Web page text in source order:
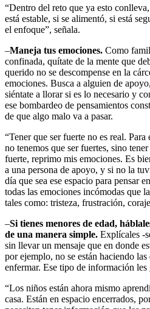
“Dentro del reto que ya esto
está estable, si se alimentó, si está
el enfoque”, señala.
–Maneja tus emociones. Como
confinada, quítate de la mente que
querido no se descompense en la
emociones. Busca a alguien de
siéntate a llorar si es lo necesario y
ese bombardeo de pensamientos
de que algo malo va a pasar.
“Tener que ser fuerte no es real.
no tenemos que ser fuertes, sino
fuerte, reprimo mis emociones. Es
a una persona de apoyo, y si no la
día que sea ese espacio para pensar
todas las emociones incómodas que
tales como: tristeza, frustración,
–Si tienes menores de edad,
de una manera simple. Explícales -
sin llevar un mensaje que en donde
por ejemplo, no se están haciendo las
enfermar. Ese tipo de información les
“Los niños están ahora mismo
casa. Están en espacio encerrados,